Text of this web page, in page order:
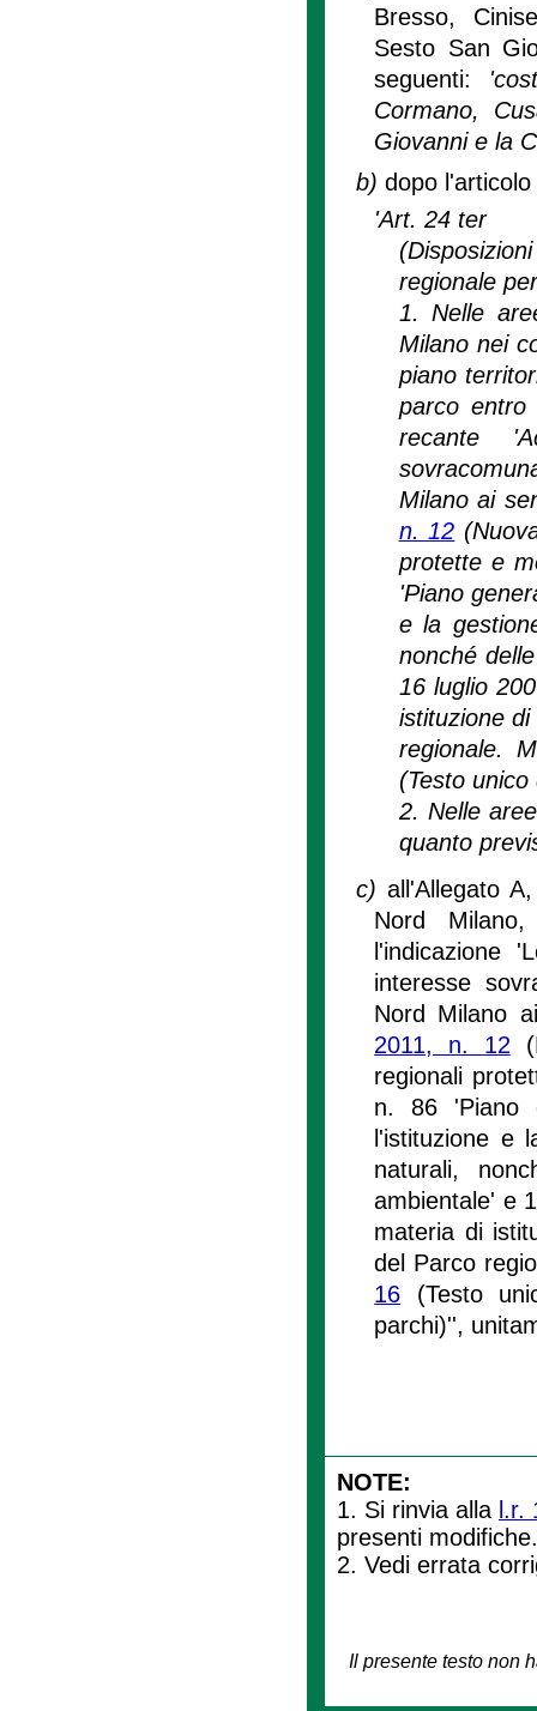
Bresso,
Sesto San
seguenti:
Cormano,
Giovanni e la
b) dopo
'Art. 24 ter
regionale
1. Nelle
Milano nei
piano
parco
recante
Milano ai
n. 12
protette e
'Piano
e la
nonché
16 luglio
istituzione
regionale.
(Testo
2. Nelle
quanto
c) all'Allegato
Nord
l'indicazione
interesse
Nord Milano
2011, n. 12
regionali
n. 86 'Piano
l'istituzione e
naturali,
ambientale' e
materia di
del Parco
16 (Testo
parchi)'',
NOTE:
1. Si rinvia alla l.r.
presenti
2. Vedi errata
Il presente testo non